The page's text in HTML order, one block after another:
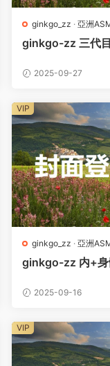
ginkgo_zz · 亞洲
ginkgo-zz 三代
2025-09-27
ginkgo_zz · 亞洲
ginkgo-zz 内+身
2025-09-16
VIP
VIP